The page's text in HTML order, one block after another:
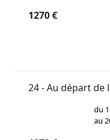
1270 €
24 - Au départ de
du
au